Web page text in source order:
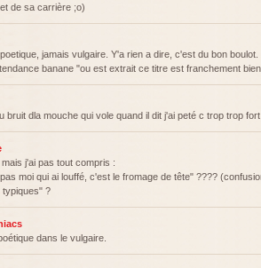
de sa carrière ;o)
jamais vulgaire. Y'a rien a dire, c'est du bon boulot.
banane "ou est extrait ce titre est franchement
bruit dla mouche qui vole quand il dit j'ai peté c trop trop
j'ai pas tout compris :
moi qui ai louffé, c'est le fromage de tête" ????
typiques" ?
dans le vulgaire.